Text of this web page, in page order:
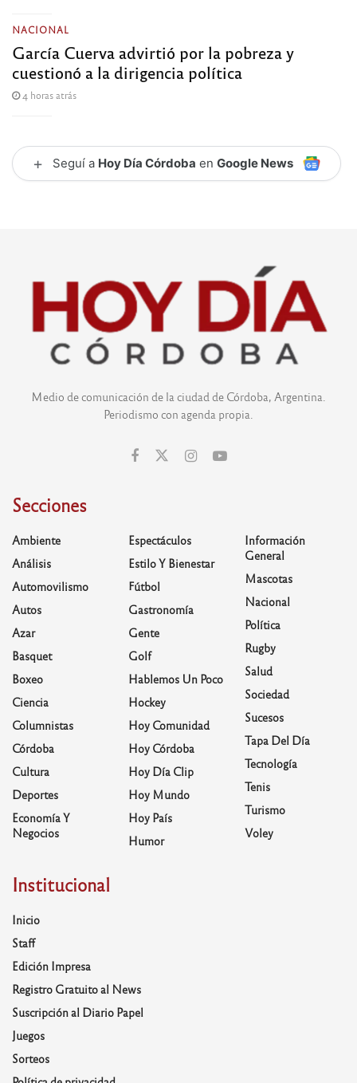
NACIONAL
García Cuerva advirtió por la pobreza y
cuestionó a la dirigencia política
4 horas atrás
+ Seguí a Hoy Día Córdoba en Google News
Medio de comunicación de la ciudad de Córdoba, Argentina.
Periodismo con agenda propia.
Secciones
Ambiente
Análisis
Automovilismo
Autos
Azar
Basquet
Boxeo
Ciencia
Columnistas
Córdoba
Cultura
Deportes
Economía Y
Negocios
Espectáculos
Estilo Y Bienestar
Fútbol
Gastronomía
Gente
Golf
Hablemos Un Poco
Hockey
Hoy Comunidad
Hoy Córdoba
Hoy Día Clip
Hoy Mundo
Hoy País
Humor
Información
General
Mascotas
Nacional
Política
Rugby
Salud
Sociedad
Sucesos
Tapa Del Día
Tecnología
Tenis
Turismo
Voley
Institucional
Inicio
Staff
Edición Impresa
Registro Gratuito al News
Suscripción al Diario Papel
Juegos
Sorteos